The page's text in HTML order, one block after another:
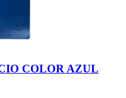
COLOR AZUL